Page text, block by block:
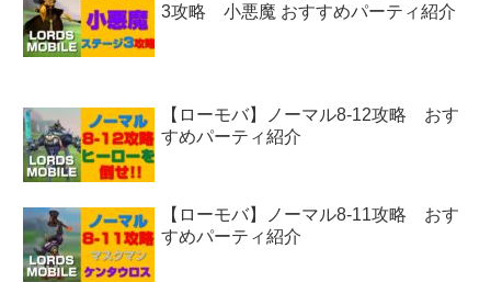
3攻略 小悪魔 おすすめパーティ紹介
【ローモバ】ノーマル8-12攻略 おす
すめパーティ紹介
【ローモバ】ノーマル8-11攻略 おす
すめパーティ紹介